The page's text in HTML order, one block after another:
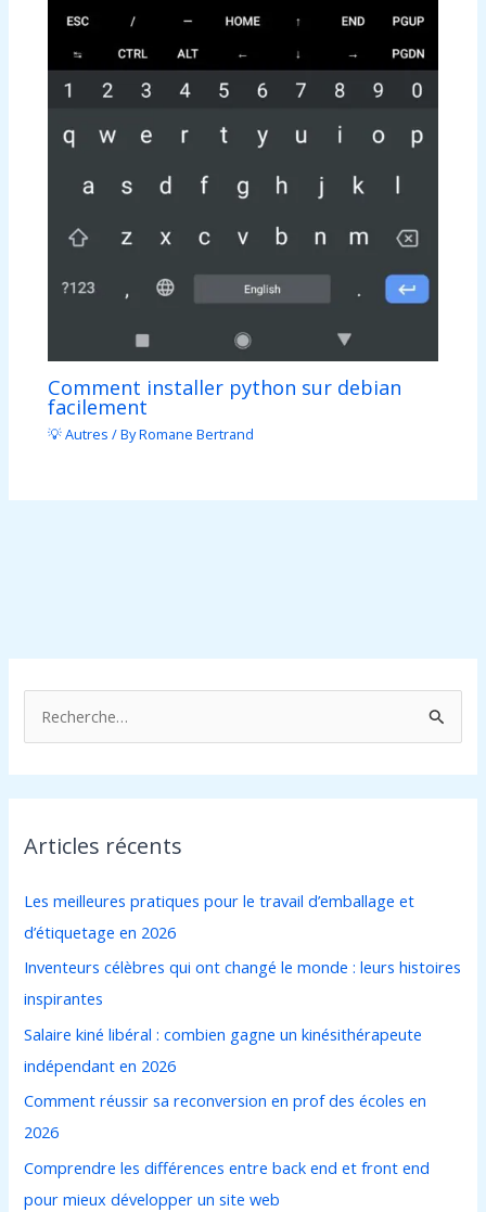
Comment installer python sur debian
facilement
💡 Autres / ByRomane Bertrand
e
c
h
e
r
:
Articles récents
Les meilleures pratiques pour le travail d’emballage et
d’étiquetage en 2026
Inventeurs célèbres qui ont changé le monde : leurs histoires
inspirantes
Salaire kiné libéral : combien gagne un kinésithérapeute
indépendant en 2026
Comment réussir sa reconversion en prof des écoles en
2026
Comprendre les différences entre back end et front end
pour mieux développer un site web